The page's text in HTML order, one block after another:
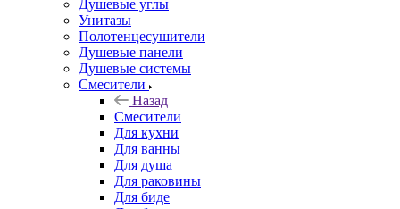
Душевые углы
Унитазы
Полотенцесушители
Душевые панели
Душевые системы
Смесители
Назад
Смесители
Для кухни
Для ванны
Для душа
Для раковины
Для биде